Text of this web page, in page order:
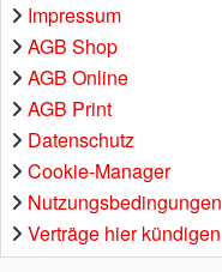
Impressum
AGB Shop
AGB Online
AGB Print
Datenschutz
Cookie-Manager
Nutzungsbedingungen
Verträge hier kündigen